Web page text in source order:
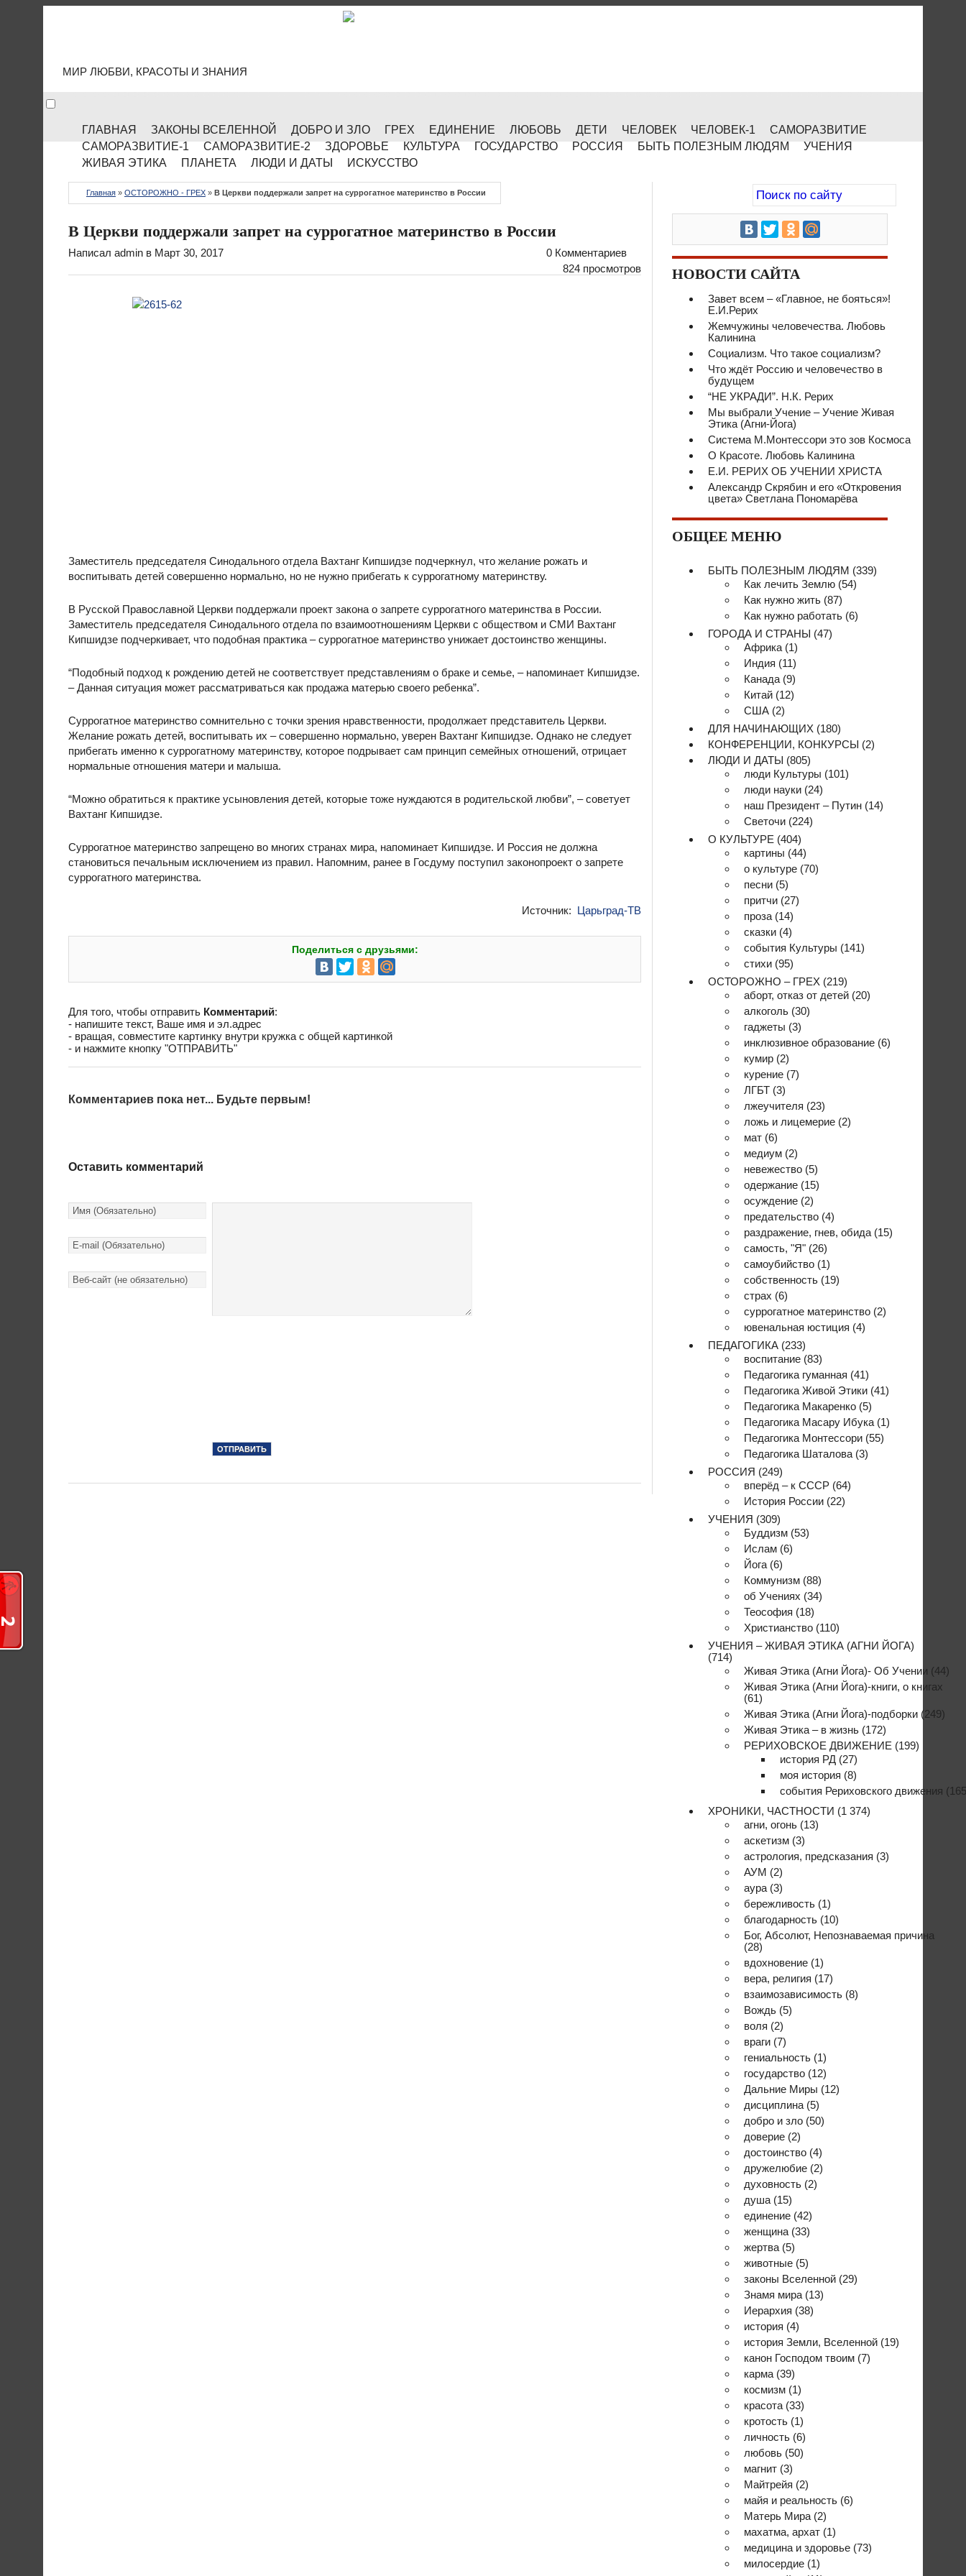
МИР ЛЮБВИ, КРАСОТЫ И ЗНАНИЯ
ГЛАВНАЯ ЗАКОНЫ ВСЕЛЕННОЙ ДОБРО И ЗЛО ГРЕХ ЕДИНЕНИЕ ЛЮБОВЬ ДЕТИ ЧЕЛОВЕК ЧЕЛОВЕК-1
САМОРАЗВИТИЕ
САМОРАЗВИТИЕ-1
САМОРАЗВИТИЕ-2 ЗДОРОВЬЕ КУЛЬТУРА ГОСУДАРСТВО РОССИЯ БЫТЬ ПОЛЕЗНЫМ ЛЮДЯМ
УЧЕНИЯ
ЖИВАЯ ЭТИКА
ПЛАНЕТА ЛЮДИ И ДАТЫ ИСКУССТВО
Главная » ОСТОРОЖНО - ГРЕХ » В Церкви поддержали запрет на суррогатное материнство в России
В Церкви поддержали запрет на суррогатное материнство в России
Написал admin в Март 30, 2017
0 Комментариев
824 просмотров
Заместитель председателя Синодального отдела Вахтанг Кипшидзе подчеркнул, что желание рожать и
воспитывать детей совершенно нормально, но не нужно прибегать к суррогатному материнству.
В Русской Православной Церкви поддержали проект закона о запрете суррогатного материнства в России.
Заместитель председателя Синодального отдела по взаимоотношениям Церкви с обществом и СМИ Вахтанг
Кипшидзе подчеркивает, что подобная практика – суррогатное материнство унижает достоинство женщины.
“Подобный подход к рождению детей не соответствует представлениям о браке и семье, – напоминает Кипшидзе.
– Данная ситуация может рассматриваться как продажа матерью своего ребенка”.
Суррогатное материнство сомнительно с точки зрения нравственности, продолжает представитель Церкви.
Желание рожать детей, воспитывать их – совершенно нормально, уверен Вахтанг Кипшидзе. Однако не следует
прибегать именно к суррогатному материнству, которое подрывает сам принцип семейных отношений, отрицает
нормальные отношения матери и малыша.
“Можно обратиться к практике усыновления детей, которые тоже нуждаются в родительской любви”, – советует
Вахтанг Кипшидзе.
Суррогатное материнство запрещено во многих странах мира, напоминает Кипшидзе. И Россия не должна
становиться печальным исключением из правил. Напомним, ранее в Госдуму поступил законопроект о запрете
суррогатного материнства.
Источник: Царьград-ТВ
Поделиться с друзьями:
Для того, чтобы отправить Комментарий:
- напишите текст, Ваше имя и эл.адрес
- вращая, совместите картинку внутри кружка с общей картинкой
- и нажмите кнопку "ОТПРАВИТЬ"
Комментариев пока нет... Будьте первым!
Оставить комментарий
НОВОСТИ САЙТА
Завет всем – «Главное, не бояться»!
Е.И.Рерих
Жемчужины человечества. Любовь
Калинина
Социализм. Что такое социализм?
Что ждёт Россию и человечество в
будущем
“НЕ УКРАДИ”. Н.К. Рерих
Мы выбрали Учение – Учение Живая
Этика (Агни-Йога)
Система М.Монтессори это зов Космоса
О Красоте. Любовь Калинина
Е.И. РЕРИХ ОБ УЧЕНИИ ХРИСТА
Александр Скрябин и его «Откровения
цвета» Светлана Пономарёва
ОБЩЕЕ МЕНЮ
БЫТЬ ПОЛЕЗНЫМ ЛЮДЯМ (339)
Как лечить Землю (54)
Как нужно жить (87)
Как нужно работать (6)
ГОРОДА И СТРАНЫ (47)
Африка (1)
Индия (11)
Канада (9)
Китай (12)
США (2)
ДЛЯ НАЧИНАЮЩИХ (180)
КОНФЕРЕНЦИИ, КОНКУРСЫ (2)
ЛЮДИ И ДАТЫ (805)
люди Культуры (101)
люди науки (24)
наш Президент – Путин (14)
Светочи (224)
О КУЛЬТУРЕ (404)
картины (44)
о культуре (70)
песни (5)
притчи (27)
проза (14)
сказки (4)
события Культуры (141)
стихи (95)
ОСТОРОЖНО – ГРЕХ (219)
аборт, отказ от детей (20)
алкоголь (30)
гаджеты (3)
инклюзивное образование (6)
кумир (2)
курение (7)
ЛГБТ (3)
лжеучителя (23)
ложь и лицемерие (2)
мат (6)
медиум (2)
невежество (5)
одержание (15)
осуждение (2)
предательство (4)
раздражение, гнев, обида (15)
самость, "Я" (26)
самоубийство (1)
собственность (19)
страх (6)
суррогатное материнство (2)
ювенальная юстиция (4)
ПЕДАГОГИКА (233)
воспитание (83)
Педагогика гуманная (41)
Педагогика Живой Этики (41)
Педагогика Макаренко (5)
Педагогика Масару Ибука (1)
Педагогика Монтессори (55)
Педагогика Шаталова (3)
РОССИЯ (249)
вперёд – к СССР (64)
История России (22)
УЧЕНИЯ (309)
Буддизм (53)
Ислам (6)
Йога (6)
Коммунизм (88)
об Учениях (34)
Теософия (18)
Христианство (110)
УЧЕНИЯ – ЖИВАЯ ЭТИКА (АГНИ ЙОГА)
(714)
Живая Этика (Агни Йога)- Об Учении (44)
Живая Этика (Агни Йога)-книги, о книгах
(61)
Живая Этика (Агни Йога)-подборки (249)
Живая Этика – в жизнь (172)
РЕРИХОВСКОЕ ДВИЖЕНИЕ (199)
история РД (27)
моя история (8)
события Рериховского движения
ХРОНИКИ, ЧАСТНОСТИ (1 374)
агни, огонь (13)
аскетизм (3)
астрология, предсказания (3)
АУМ (2)
аура (3)
бережливость (1)
благодарность (10)
Бог, Абсолют, Непознаваемая причина
(28)
вдохновение (1)
вера, религия (17)
взаимозависимость (8)
Вождь (5)
воля (2)
враги (7)
гениальность (1)
государство (12)
Дальние Миры (12)
дисциплина (5)
добро и зло (50)
доверие (2)
достоинство (4)
дружелюбие (2)
духовность (2)
душа (15)
единение (42)
женщина (33)
жертва (5)
животные (5)
законы Вселенной (29)
Знамя мира (13)
Иерархия (38)
история (4)
история Земли, Вселенной (19)
канон Господом твоим (7)
карма (39)
космизм (1)
красота (33)
кротость (1)
личность (6)
любовь (50)
магнит (3)
Майтрейя (2)
майя и реальность (6)
Матерь Мира (2)
махатма, архат (1)
медицина и здоровье (73)
милосердие (1)